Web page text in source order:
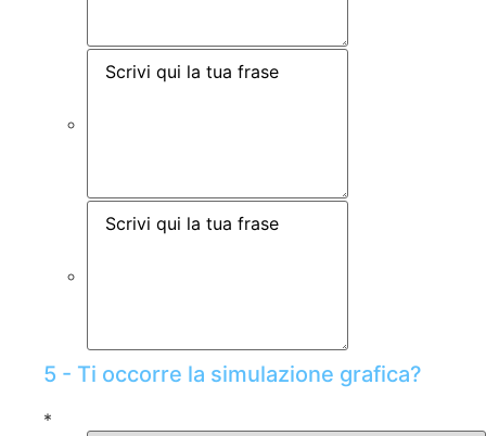
5 - Ti occorre la simulazione grafica?
*